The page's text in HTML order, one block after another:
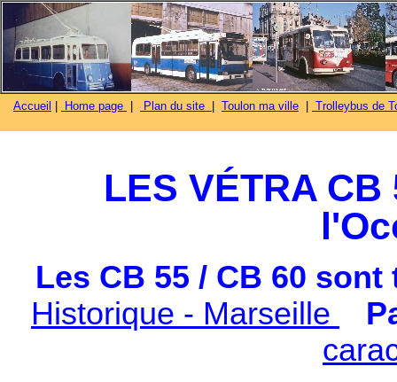
Accueil Home page Plan du site Toulon ma ville Trolleybus de
LES VÉTRA
Les CB 55 / CB 60
Historique - Marseille